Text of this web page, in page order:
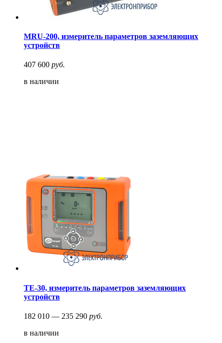
MRU-200, измеритель параметров заземляющих
устройств
407 600 руб.
в наличии
ТЕ-30, измеритель параметров заземляющих
устройств
182 010 — 235 290 руб.
в наличии